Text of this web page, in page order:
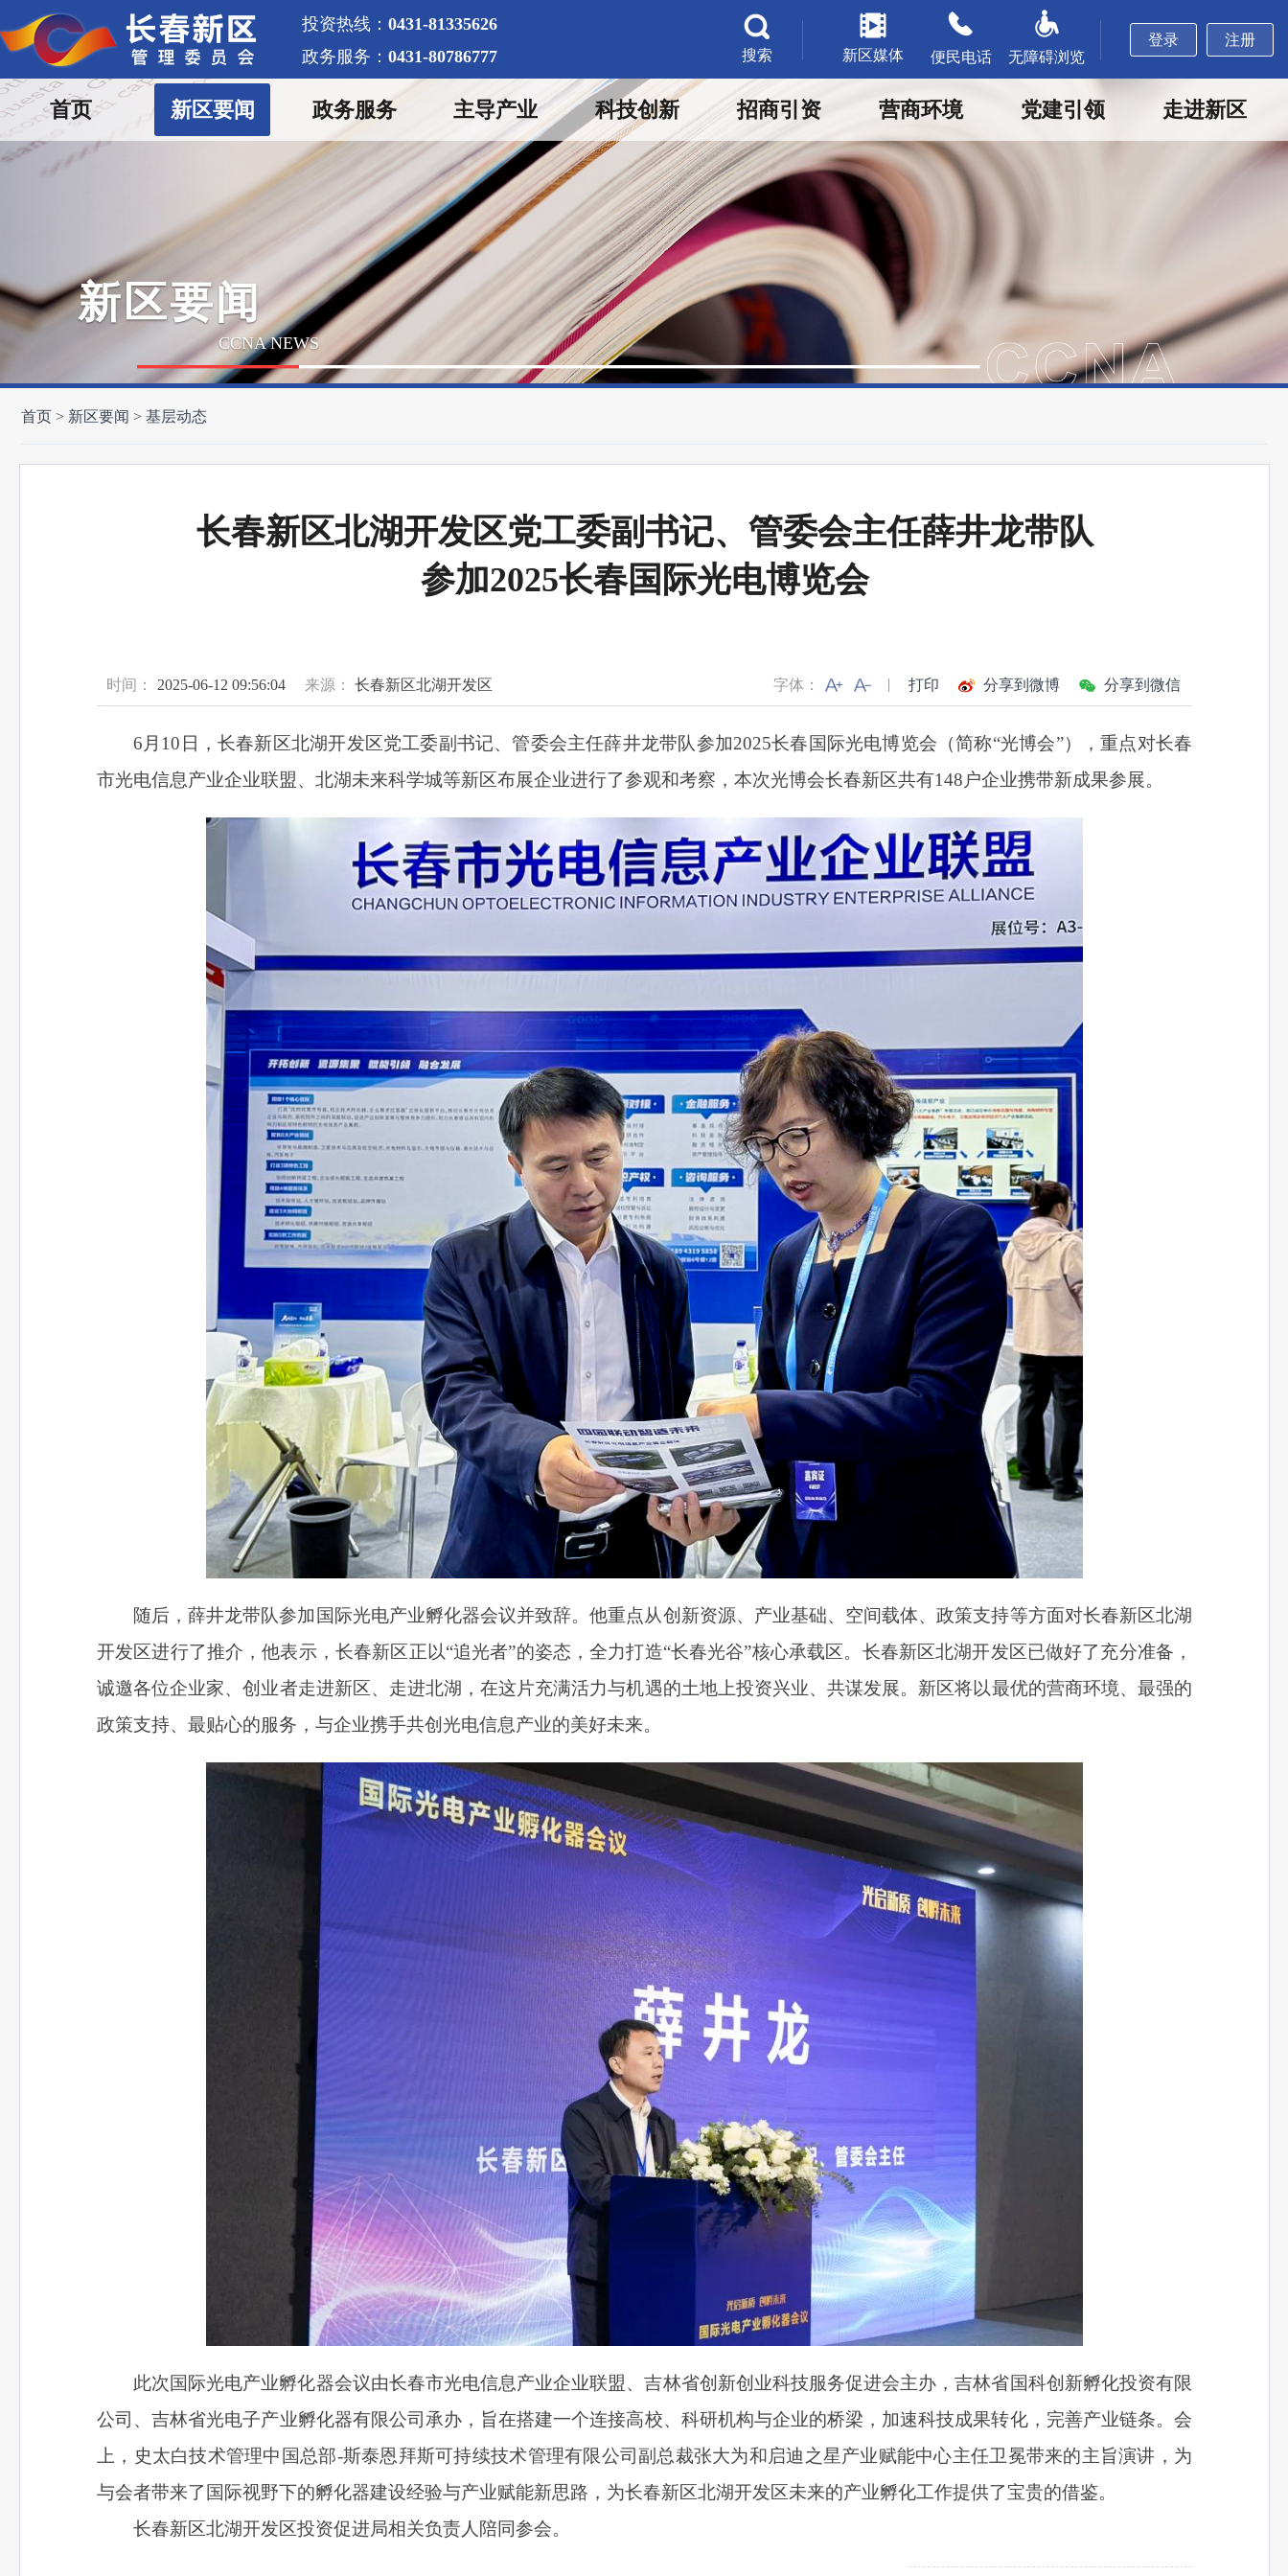
投资热线： 0431-81335626
政务服务： 0431-80786777
登录
注册
新区媒体
便民电话 无障碍浏览
搜索
首页 新区要闻 政务服务 主导产业 科技创新 招商引资 营商环境 党建引领 走进新区
新区要闻
CCNA NEWS
首页 新区要闻 基层动态
长春新区北湖开发区党工委副书记、管委会主任薛井龙带队
参加2025长春国际光电博览会
时间： 2025-06-12 09:56:04 来源： 长春新区北湖开发区 分享到微博 分享到微信
字体： 打印
6月10日，长春新区北湖开发区党工委副书记、管委会主任薛井龙带队参加2025长春国际光电博览会 （简称“光博会”），重点对长春
市光电信息产业企业联盟、北湖未来科学城等新区布展企业进行了参观和考察，本次光博会长春新区共有148户企业携带新成果参展。
随后，薛井龙带队参加国际光电产业孵化器会议并致辞。他重点从创新资源、产业基础、空间载体、政策支持等方面对长春新区北湖
开发区进行了推介，他表示， 长春新区正以“追光者”的姿态，全力打造“长春光谷”核心承载区。 长春新区北湖开发区已做好了充分准备，
诚邀各位企业家、创业者走进新区、走进北湖，在这片充满活力与机遇的土地上投资兴业、共谋发展。 新区将以最优的营商环境、最强的
政策支持、最贴心的服务，与企业携手共创光电信息产业的美好未来。
此次国际光电产业孵化器会议由长春市光电信息产业企业联盟、吉林省创新创业科技服务促进会主办，吉林省国科创新孵化投资有限
公司、吉林省光电子产业孵化器有限公司承办，旨在搭建一个连接高校、科研机构与企业的桥梁，加速科技成果转化，完善产业链条。会
上，史太白技术管理中国总部-斯泰恩拜斯可持续技术管理有限公司副总裁张大为和启迪之星产业赋能中心主任卫冕带来的主旨演讲，为
与会者带来了国际视野下的孵化器建设经验与产业赋能新思路，为长春新区北湖开发区未来的产业孵化工作提供了宝贵的借鉴。
长春新区北湖开发区投资促进局相关负责人陪同参会。